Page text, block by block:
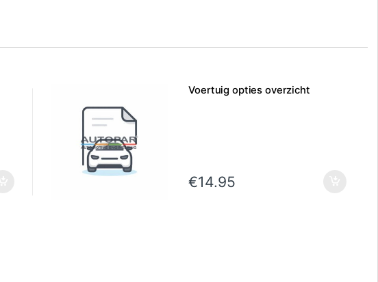
Voertuig opties overzicht
€14.95